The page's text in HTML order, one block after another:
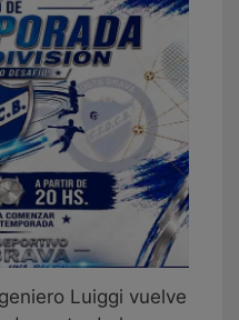
Luiggi vuelve